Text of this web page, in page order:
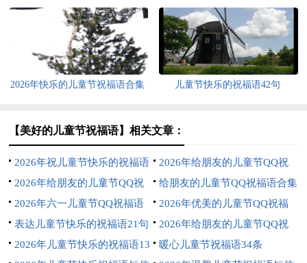
条
福语19条
2026年快乐的儿童节祝福语合集
儿童节快乐的祝福语42句
【美好的儿童节祝福语】相关文章：
2026年祝儿童节快乐的祝福语
13条
2026年给朋友的儿童节QQ祝
福语24句
2026年给朋友的儿童节QQ祝
福语17句
给朋友的儿童节QQ祝福语合集
35条
2026年六一儿童节QQ祝福语
汇编42条
2026年优美的儿童节QQ祝福
语44条
表达儿童节快乐的祝福语21句
2026年给朋友的儿童节QQ祝
福语合集46条
2026年儿童节快乐的祝福语13
暖心儿童节祝福语34条